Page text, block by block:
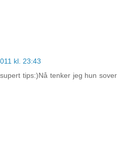
kl. 23:43
tips:)Nå tenker jeg hun sover